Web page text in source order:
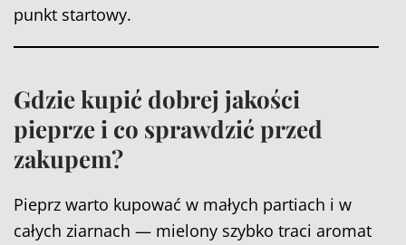
punkt startowy.
Gdzie kupić dobrej jakości
pieprze i co sprawdzić przed
zakupem?
Pieprz warto kupować w małych partiach i w
całych ziarnach — mielony szybko traci aromat